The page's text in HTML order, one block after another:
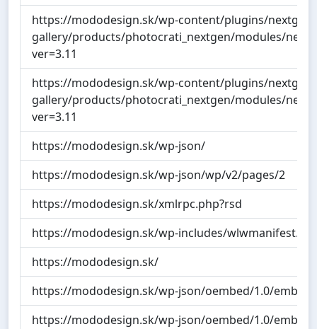
https://mododesign.sk/wp-content/plugins/nextgen-
gallery/products/photocrati_nextgen/modules/
ver=3.11
https://mododesign.sk/wp-content/plugins/nextgen-
gallery/products/photocrati_nextgen/modules/
ver=3.11
https://mododesign.sk/wp-json/
https://mododesign.sk/wp-json/wp/v2/pages/2
https://mododesign.sk/xmlrpc.php?rsd
https://mododesign.sk/wp-includes/wlwmanifest.xml
https://mododesign.sk/
https://mododesign.sk/wp-json/oembed/1.0/
https://mododesign.sk/wp-json/oembed/1.0/